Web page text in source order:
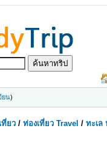
ยน)
ที่ยว /ท่องเที่ยว Travel /ทะเล